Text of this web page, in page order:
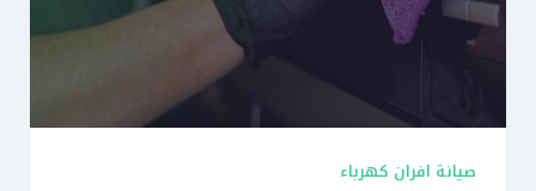
صيانة افران كهرباء